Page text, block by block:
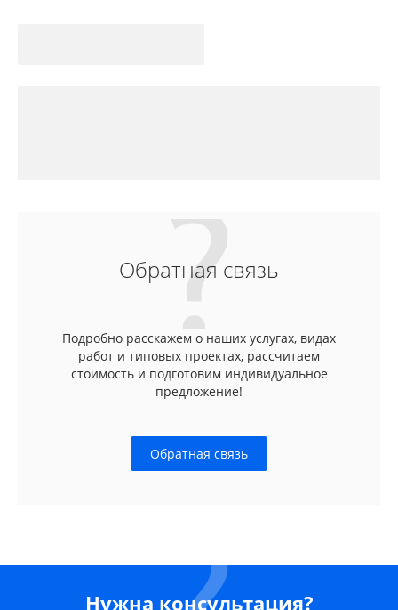
Обратная связь
Подробно расскажем о наших услугах, видах
работ и типовых проектах, рассчитаем
стоимость и подготовим индивидуальное
предложение!
Обратная связь
Нужна консультация?